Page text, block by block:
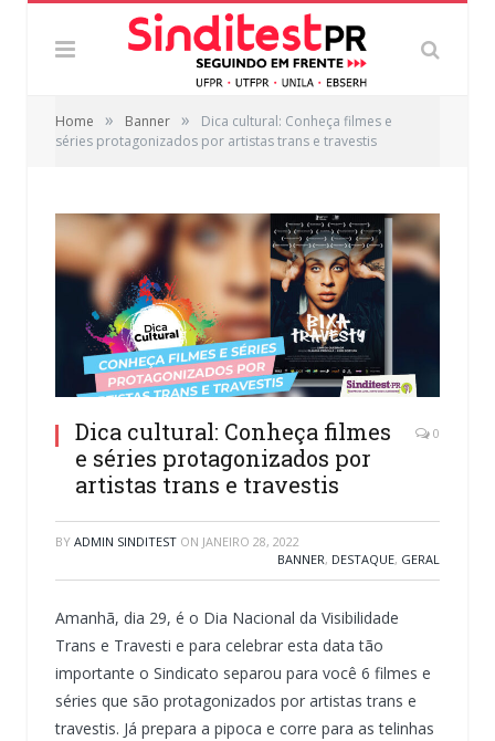
Home » Banner »
Dica cultural: Conheça filmes e
séries protagonizados por artistas trans e travestis
Dica cultural: Conheça filmes
e séries protagonizados por
artistas trans e travestis
0
BY ADMIN SINDITEST ON JANEIRO 28, 2022
BANNER, DESTAQUE, GERAL
Amanhã, dia 29, é o Dia Nacional da Visibilidade
Trans e Travesti e para celebrar esta data tão
importante o Sindicato separou para você 6 filmes e
séries que são protagonizados por artistas trans e
travestis. Já prepara a pipoca e corre para as telinhas